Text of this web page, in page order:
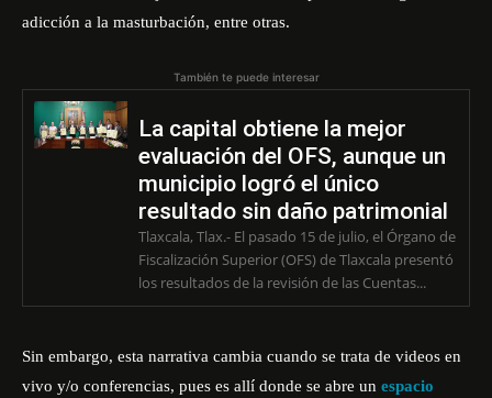
adicción a la masturbación, entre otras.
También te puede interesar
La capital obtiene la mejor
evaluación del OFS, aunque un
municipio logró el único
resultado sin daño patrimonial
Tlaxcala, Tlax.- El pasado 15 de julio, el Órgano de
Fiscalización Superior (OFS) de Tlaxcala presentó
los resultados de la revisión de las Cuentas...
Sin embargo, esta narrativa cambia cuando se trata de videos en
vivo y/o conferencias, pues es allí donde se abre un espacio